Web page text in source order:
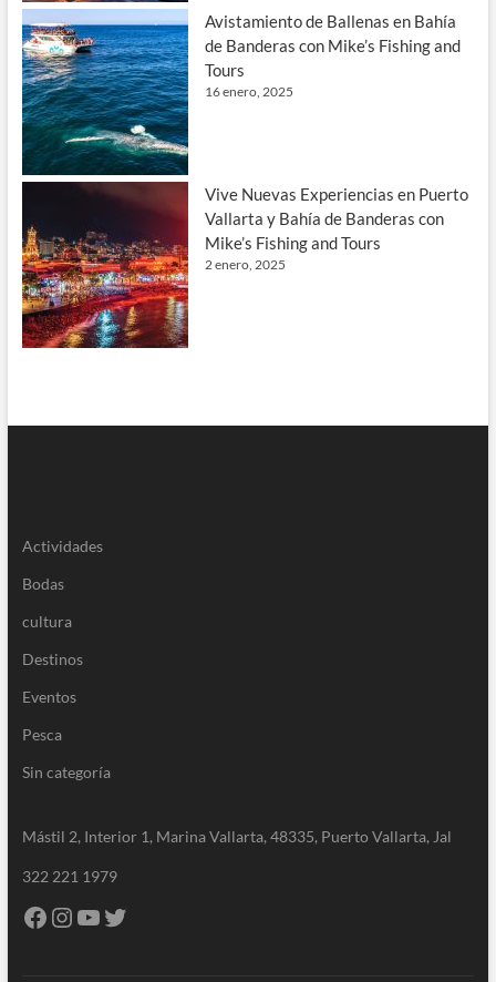
Avistamiento de Ballenas en Bahía
de Banderas con Mike’s Fishing and
Tours
16 enero, 2025
Vive Nuevas Experiencias en Puerto
Vallarta y Bahía de Banderas con
Mike’s Fishing and Tours
2 enero, 2025
Actividades
Bodas
cultura
Destinos
Eventos
Pesca
Sin categoría
Mástil 2, Interior 1, Marina Vallarta, 48335, Puerto Vallarta, Jal
322 221 1979
Facebook
Instagram
YouTube
Twitter